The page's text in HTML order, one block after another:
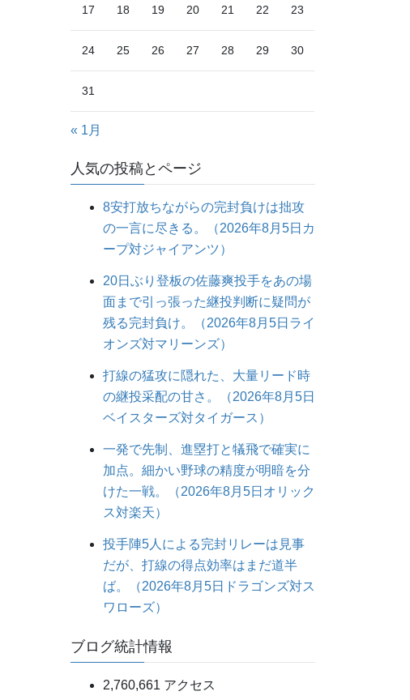
17 18 19 20 21 22 23
24 25 26 27 28 29 30
31
« 1月
人気の投稿とページ
8安打放ちながらの完封負けは拙攻
の一言に尽きる。（2026年8月5日カ
ープ対ジャイアンツ）
20日ぶり登板の佐藤爽投手をあの場
面まで引っ張った継投判断に疑問が
残る完封負け。（2026年8月5日ライ
オンズ対マリーンズ）
打線の猛攻に隠れた、大量リード時
の継投采配の甘さ。（2026年8月5日
ベイスターズ対タイガース）
一発で先制、進塁打と犠飛で確実に
加点。細かい野球の精度が明暗を分
けた一戦。（2026年8月5日オリック
ス対楽天）
投手陣5人による完封リレーは見事
だが、打線の得点効率はまだ道半
ば。（2026年8月5日ドラゴンズ対ス
ワローズ）
ブログ統計情報
2,760,661 アクセス